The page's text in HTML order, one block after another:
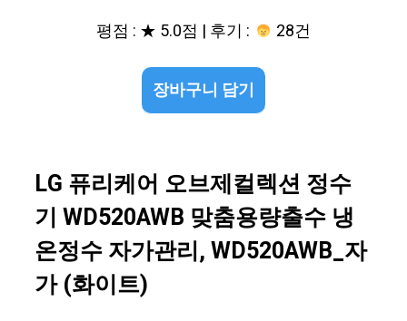
평점 : ★ 5.0점 | 후기 : 28건
장바구니 담기
LG 퓨리케어 오브제컬렉션 정수
기 WD520AWB 맞춤용량출수 냉
온정수 자가관리, WD520AWB_자
가 (화이트)